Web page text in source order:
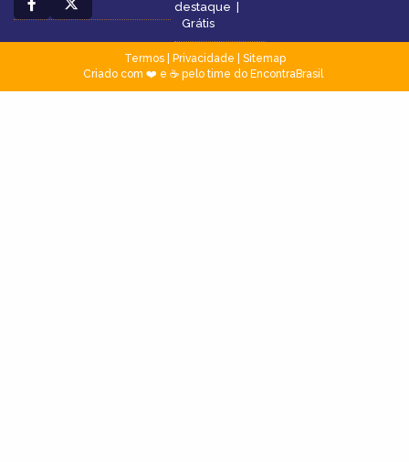
destaque |
Grátis
Termos| Privacidade
Sitemap
Criado com ❤️ e ☕ pelo time do EncontraBrasil